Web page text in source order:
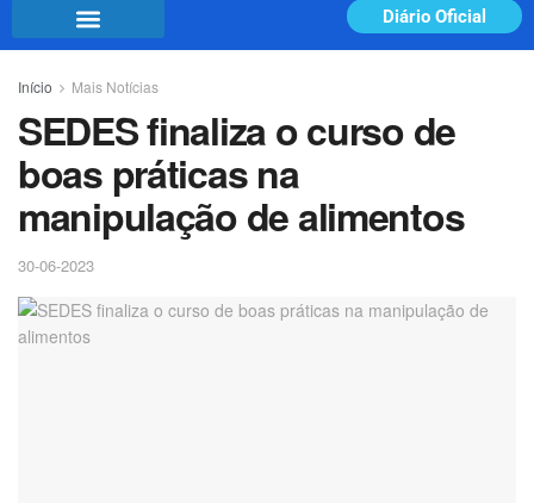
Diário Oficial
Início Mais Notícias
SEDES finaliza o curso de
boas práticas na
manipulação de alimentos
30-06-2023